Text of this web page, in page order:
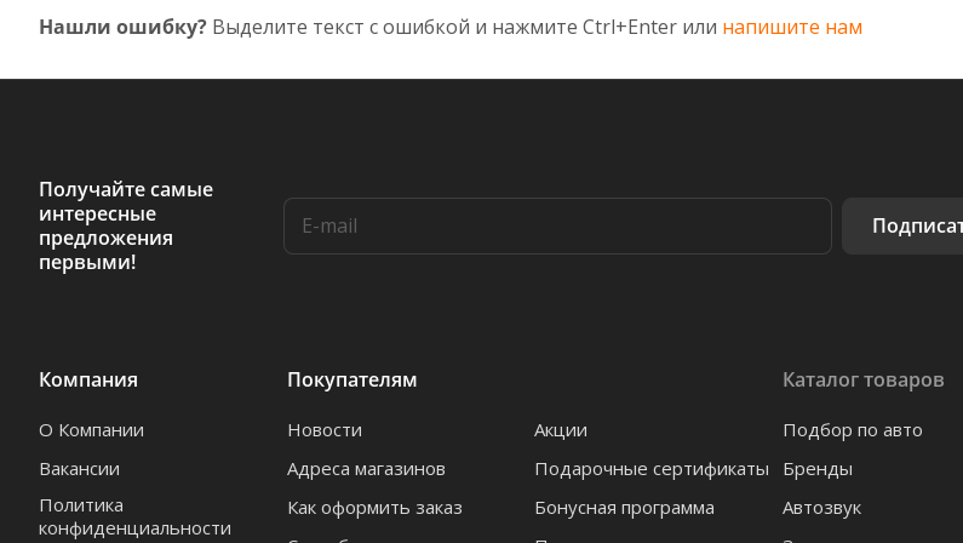
Нашли ошибку? Выделите текст с ошибкой и нажмите Ctrl+Enter или напишите нам
Получайте самые
интересные
предложения
первыми!
Компания
О Компании
Вакансии
Политика
конфиденциальности
Покупателям
Новости
Адреса магазинов
Как оформить заказ
Акции
Подарочные сертификаты
Бонусная программа
Каталог товаров
Подбор по авто
Бренды
Автозвук